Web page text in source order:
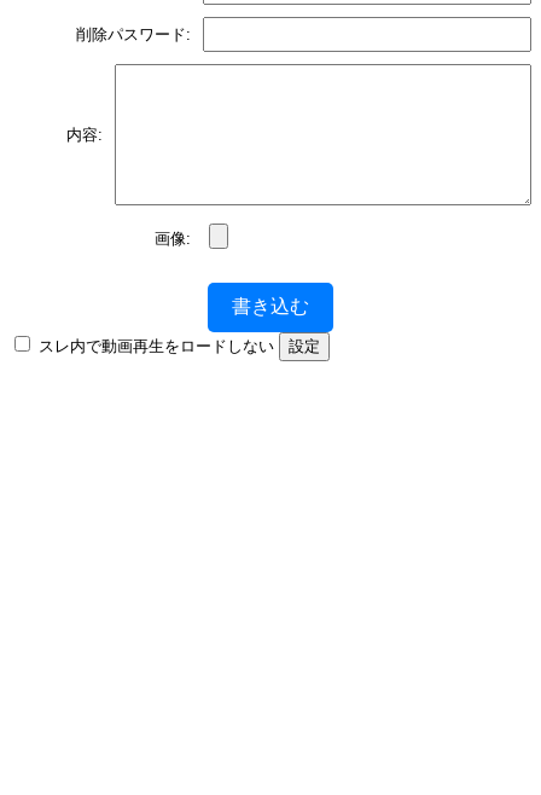
削除パスワード:
内容:
画像:
書き込む
スレ内で動画再生をロードしない